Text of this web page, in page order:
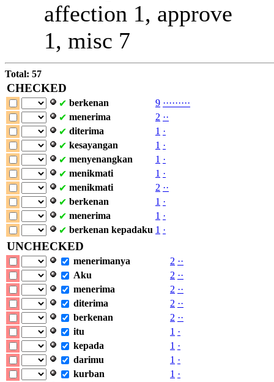
affection 1, approve
1, misc 7
Total: 57
CHECKED
✔ berkenan 9 ·········
✔ menerima 2 ··
✔ diterima 1 ·
✔ kesayangan 1 ·
✔ menyenangkan 1 ·
✔ menikmati 1 ·
✔ menikmati 2 ··
✔ berkenan 1 ·
✔ menerima 1 ·
✔ berkenan kepadaku 1 ·
UNCHECKED
menerimanya 2 ··
Aku
2 ··
menerima
2 ··
diterima
2 ··
berkenan
2 ··
itu
1 ·
kepada
1 ·
darimu
1 ·
kurban
1 ·